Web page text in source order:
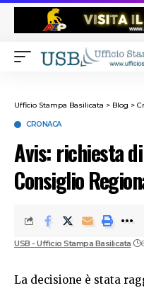
Ufficio Stampa Basilicata > Blog >
CRONACA
Avis: richiesta
Consiglio
USB - Ufficio Stampa Basilicata
La decisione è stata